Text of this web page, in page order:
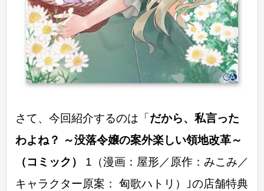
さて、今回紹介するのは「 だから、私言った
わよね？ ～没落令嬢の案外楽しい領地改革～
（コミック）
1（漫画：屋形／原作：みこみ／
キャラクター原案： 匈歌ハトリ）｣の店舗特典